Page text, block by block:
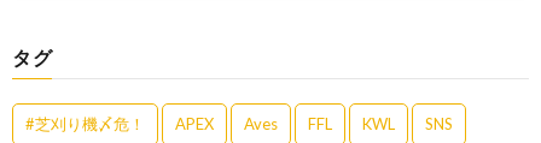
タグ
#芝刈り機〆危！ APEX Aves FFL KWL SNS